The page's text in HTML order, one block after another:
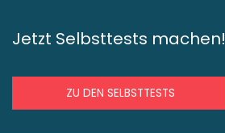
Jetzt Selbsttests machen!
ZU DEN SELBSTTESTS